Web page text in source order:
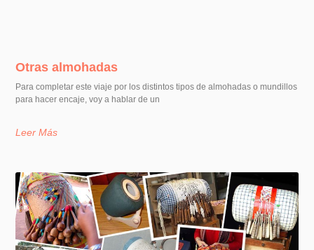
Otras almohadas
Para completar este viaje por los distintos tipos de almohadas o mundillos
para hacer encaje, voy a hablar de un
Leer Más